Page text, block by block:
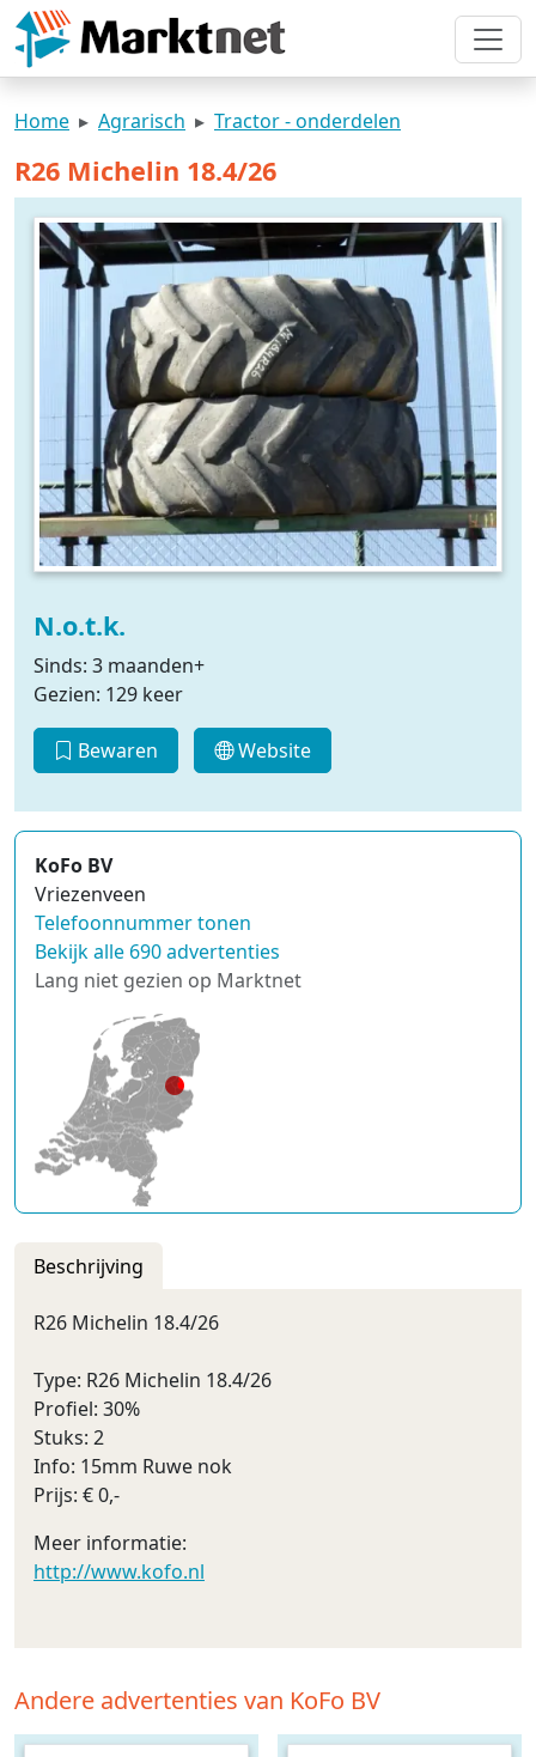
Home Agrarisch Tractor - onderdelen
R26 Michelin 18.4/26
N.o.t.k.
Sinds: 3 maanden+
Gezien: 129 keer
Bewaren Website
KoFo BV
Vriezenveen
Telefoonnummer tonen
Bekijk alle 690 advertenties
Lang niet gezien op Marktnet
Beschrijving
R26 Michelin 18.4/26
Type: R26 Michelin 18.4/26
Profiel: 30%
Stuks: 2
Info: 15mm Ruwe nok
Prijs: € 0,-
Meer informatie:
http://www.kofo.nl
Andere advertenties van KoFo BV